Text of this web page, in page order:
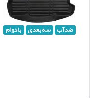
ضدآب سه بعدی بادوام